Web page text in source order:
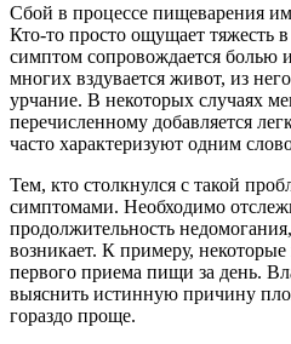
Сбой в процессе пищеварения
Кто-то просто ощущает тяжесть
симптом сопровождается болью
многих вздувается живот, из
урчание. В некоторых случаях
перечисленному добавляется
часто характеризуют одним
Тем, кто столкнулся с такой
симптомами. Необходимо
продолжительность
возникает. К примеру,
первого приема пищи за день.
выяснить истинную причину
гораздо проще.